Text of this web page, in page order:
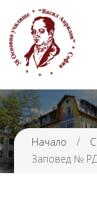
Начало /
Заповед №